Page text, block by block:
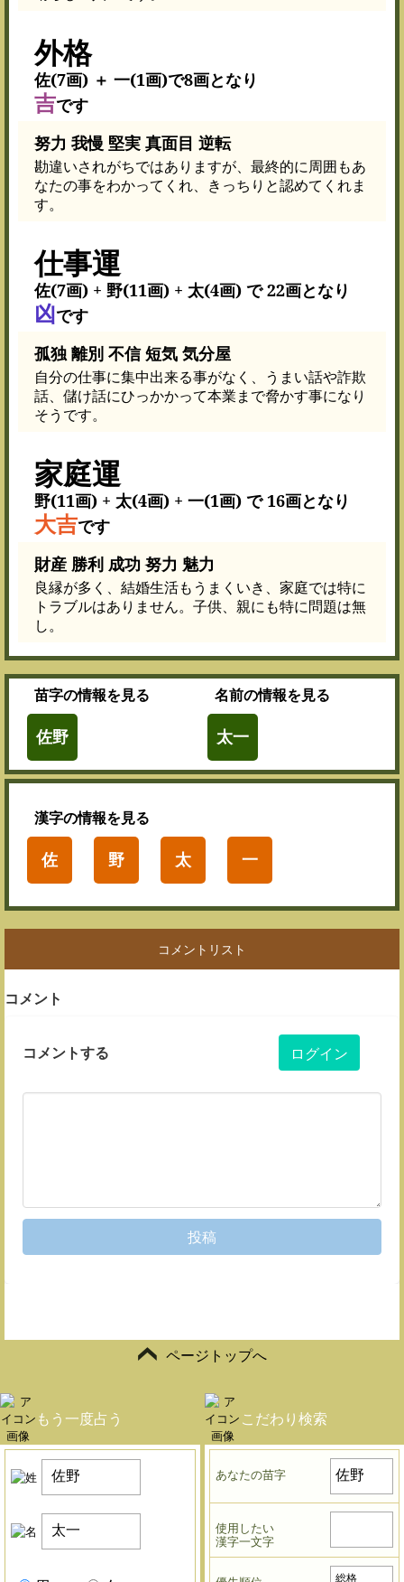
外格
佐(7画) ＋ 一(1画)で8画となり
吉です
努力 我慢 堅実 真面目 逆転
勘違いされがちではありますが、最終的に周囲もあ
なたの事をわかってくれ、きっちりと認めてくれま
す。
仕事運
佐(7画) + 野(11画) + 太(4画) で 22画となり
凶です
孤独 離別 不信 短気 気分屋
自分の仕事に集中出来る事がなく、うまい話や詐欺
話、儲け話にひっかかって本業まで脅かす事になり
そうです。
家庭運
野(11画) + 太(4画) + 一(1画) で 16画となり
大吉です
財産 勝利 成功 努力 魅力
良縁が多く、結婚生活もうまくいき、家庭では特に
トラブルはありません。子供、親にも特に問題は無
し。
苗字の情報を見る
佐野
名前の情報を見る
太一
漢字の情報を見る
佐 野 太 一
コメントリスト
コメント
コメントする ログイン
投稿
ページトップへ
もう一度占う こだわり検索
あなたの苗字
使用したい
漢字一文字